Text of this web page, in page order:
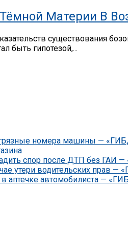
Материи В
существования
быть гипотезой,...
грязные номера машины —
спор после ДТП без ГАИ
утери водительских прав —
аптечке автомобилиста —